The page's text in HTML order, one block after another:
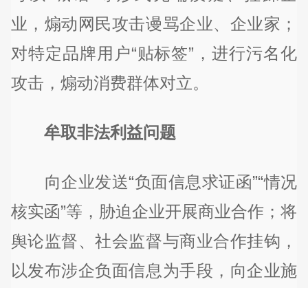
业，煽动网民攻击谩骂企业、企业家；
对特定品牌用户“贴标签”，进行污名化
攻击，煽动消费群体对立。
牟取非法利益问题
向企业发送“负面信息求证函”“情况
核实函”等，胁迫企业开展商业合作；将
舆论监督、社会监督与商业合作挂钩，
以发布涉企负面信息为手段，向企业施